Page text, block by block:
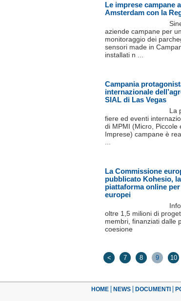
Le imprese campane
Amsterdam con la
aziende campane per
monitoraggio dei
sensori made in
installati n ...
Campania
internazionale
SIAL di Las Vegas
La
fiere ed eventi
di MPMI (Micro, Piccole
Imprese) campane è
La Commissione
pubblicato Kohesio,
piattaforma online
europei
oltre 1,5 milioni di
membri, finanziati dalle
coesione
< 7 8 9 10
HOME NEWS DOCUMENTI